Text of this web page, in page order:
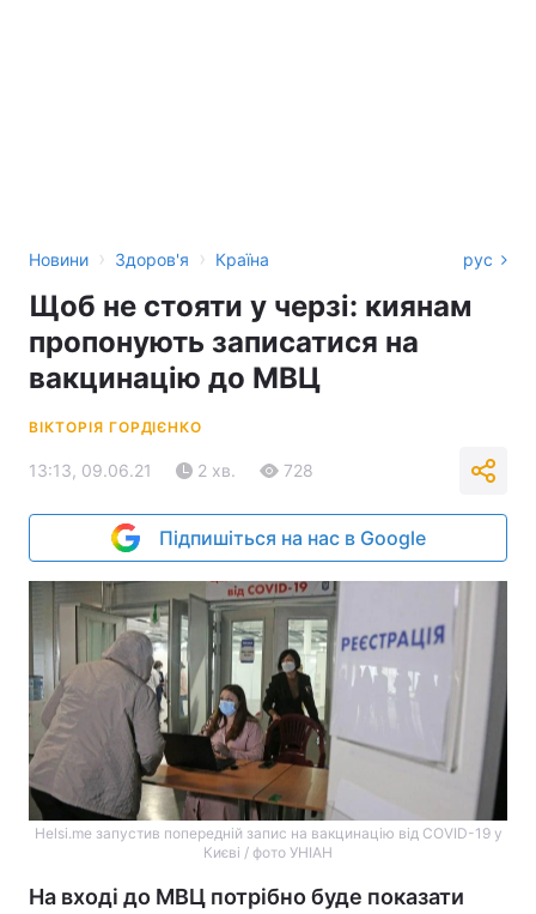
Новини › Здоров'я › Країна рус
Щоб не стояти у черзі: киянам
пропонують записатися на
вакцинацію до МВЦ
ВІКТОРІЯ ГОРДІЄНКО
13:13, 09.06.21 2 хв. 728
Підпишіться на нас в Google
Helsi.me запустив попередній запис на вакцинацію від COVID-19 у
Києві / фото УНІАН
На вході до МВЦ потрібно буде показати